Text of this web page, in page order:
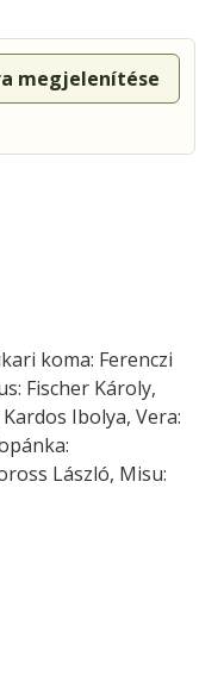
megjelenítése
koma: Ferenczi
Fischer Károly,
Ibolya, Vera:
László, Misu: